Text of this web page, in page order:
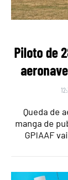
Piloto de
Queda de
manga de
GPIAAF